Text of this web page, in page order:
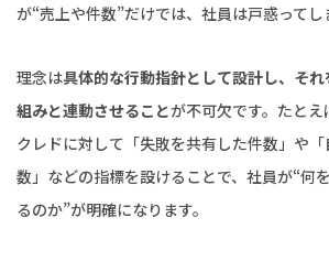
が“売上や件数”だけでは、社員は戸惑ってし
理念は具体的な行動指針として設計し、そ
組みと連動させることが不可欠です。たと
クレドに対して「失敗を共有した件数」や
数」などの指標を設けることで、社員が“何
るのか”が明確になります。